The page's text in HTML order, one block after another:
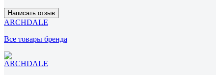
Написать отзыв
ARCHDALE
Все товары бренда